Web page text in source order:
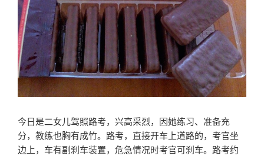
今日是二女儿驾照路考，兴高采烈，因她练习、准备充
分，教练也胸有成竹。路考，直接开车上道路的，考官坐
边上，车有副刹车装置，危急情况时考官可刹车。路考约